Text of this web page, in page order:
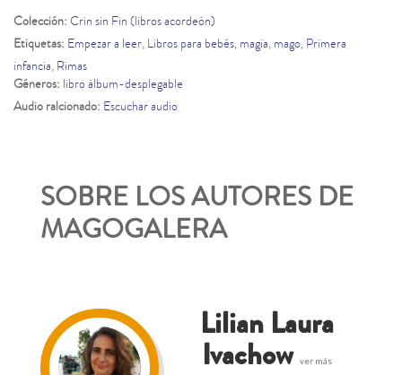
Colección: Crin sin Fin (libros acordeón)
Etiquetas: Empezar a leer, Libros para bebés, magia, mago, Primera
infancia, Rimas
Géneros: libro álbum-desplegable
Audio ralcionado: Escuchar audio
SOBRE LOS AUTORES DE
MAGOGALERA
Lilian Laura
Ivachow ver más